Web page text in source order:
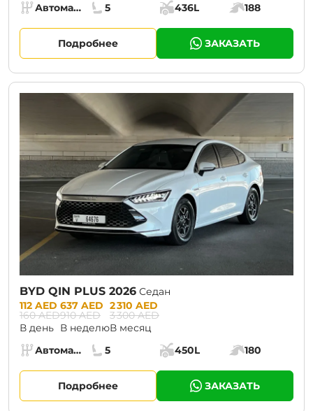
Specs:
Коробка передач:
Автомат (АКПП)
Места:
5
Объём багажника:
436L
Мощность
188
Подробнее ЗАКАЗАТЬ
BYD QIN PLUS 2026 Седан
Prices:
112 AED
160 AED
В день
637 AED
910 AED
В неделю
2 310 AED
3 300 AED
В месяц
Specs:
Коробка передач:
Автомат (АКПП)
Места:
5
Объём багажника:
450L
Мощность
180
Подробнее ЗАКАЗАТЬ